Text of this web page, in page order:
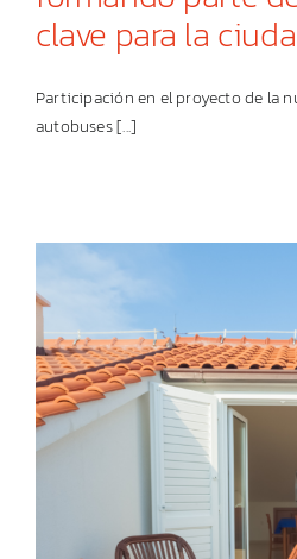
clave para la
Participación en el proyecto de la
autobuses [...]